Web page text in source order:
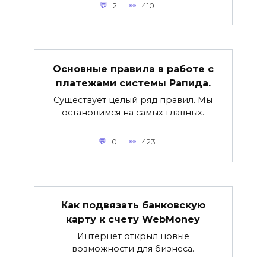
2 410
Основные правила в работе с
платежами системы Рапида.
Существует целый ряд правил. Мы
остановимся на самых главных.
0 423
Как подвязать банковскую
карту к счету WebMoney
Интернет открыл новые
возможности для бизнеса.